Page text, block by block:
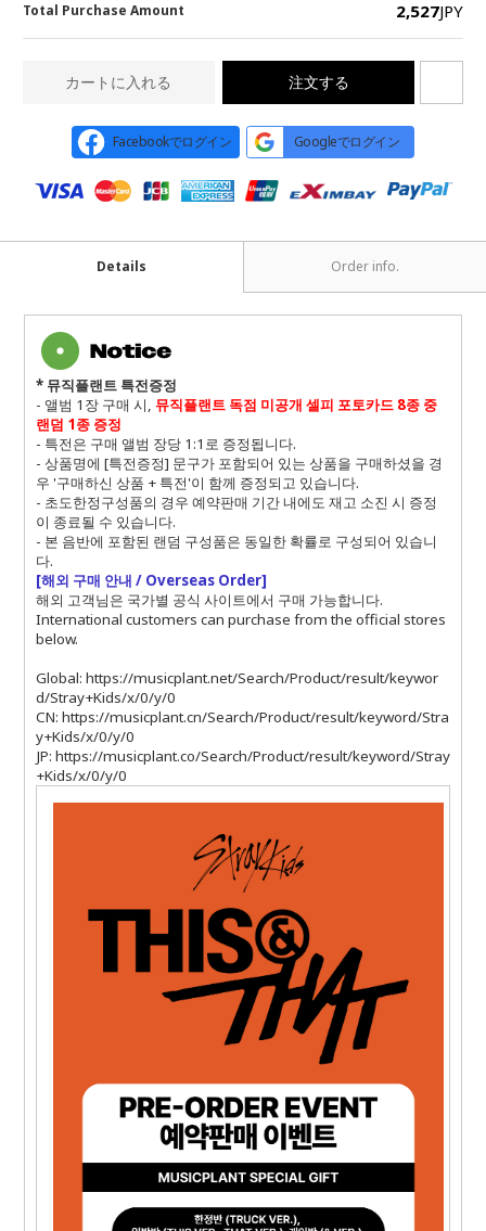
Total Purchase Amount 2,527JPY
カートに入れる 注文する
Facebookでログイン Googleでログイン
Details Order info.
* 뮤직플랜트 특전증정
- 앨범 1장 구매 시, 뮤직플랜트 독점 미공개 셀피 포토카드 8종 중
랜덤 1종 증정
- 특전은 구매 앨범 장당 1:1로 증정됩니다.
- 상품명에 [특전증정] 문구가 포함되어 있는 상품을 구매하셨을 경
우 '구매하신 상품 + 특전'이 함께 증정되고 있습니다.
- 초도한정구성품의 경우 예약판매 기간 내에도 재고 소진 시 증정
이 종료될 수 있습니다.
- 본 음반에 포함된 랜덤 구성품은 동일한 확률로 구성되어 있습니
다.
[해외 구매 안내 / Overseas Order]
해외 고객님은 국가별 공식 사이트에서 구매 가능합니다.
International customers can purchase from the official stores
below.
Global: https://musicplant.net/Search/Product/result/keywor
d/Stray+Kids/x/0/y/0
CN: https://musicplant.cn/Search/Product/result/keyword/Stra
y+Kids/x/0/y/0
JP: https://musicplant.co/Search/Product/result/keyword/Stray
+Kids/x/0/y/0